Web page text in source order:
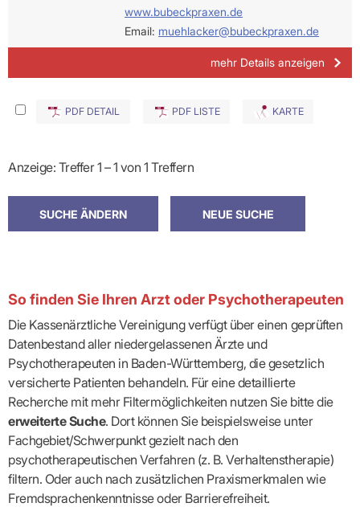
www.bubeckpraxen.de
Email: muehlacker@bubeckpraxen.de
mehr Details anzeigen
PDF DETAIL PDF LISTE KARTE
Anzeige: Treffer 1 – 1 von 1 Treffern
So finden Sie Ihren Arzt oder Psychotherapeuten
Die Kassenärztliche Vereinigung verfügt über einen geprüften
Datenbestand aller niedergelassenen Ärzte und
Psychotherapeuten in Baden-Württemberg, die gesetzlich
versicherte Patienten behandeln. Für eine detaillierte
Recherche mit mehr Filtermöglichkeiten nutzen Sie bitte die
erweiterte Suche. Dort können Sie beispielsweise unter
Fachgebiet/Schwerpunkt gezielt nach den
psychotherapeutischen Verfahren (z. B. Verhaltenstherapie)
filtern. Oder auch nach zusätzlichen Praxismerkmalen wie
Fremdsprachenkenntnisse oder Barrierefreiheit.